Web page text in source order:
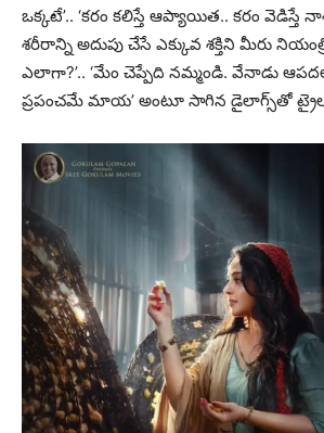
ఒక్కటే’.. ‘కరం కలిస్తే ఆప్యాయిత.. కరం వెడిస్తే
శరీరాన్ని అదుపు చేసే ఎక్కువ శక్తిని మీరు
ఎలాగా?’.. ‘మేం చెప్పేది నమ్మండి. వేనాడు
ప్రపంచమే మాయ’ అంటూ సాగిన డైలాగ్స్‌తో